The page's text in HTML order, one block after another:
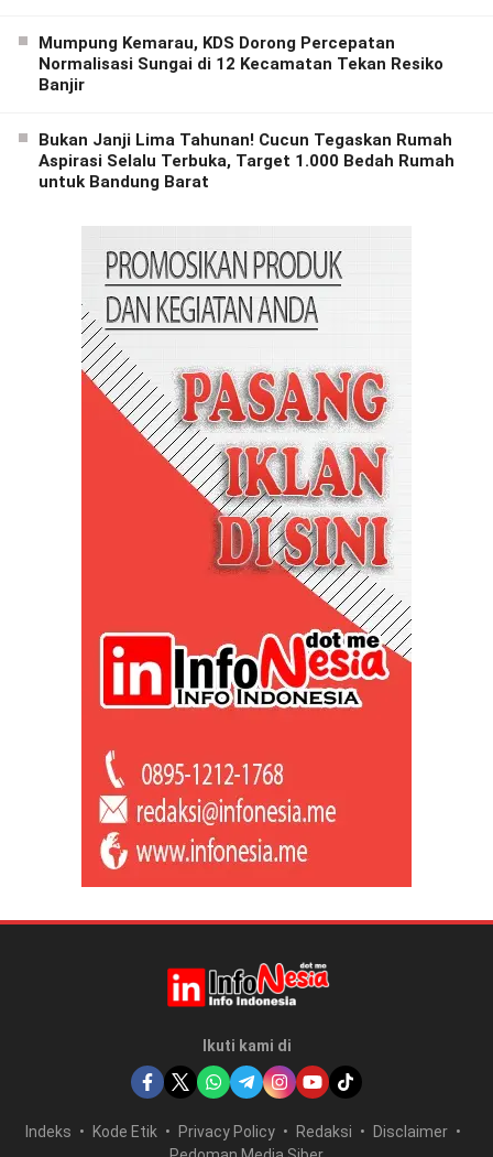
Mumpung Kemarau, KDS Dorong Percepatan
Normalisasi Sungai di 12 Kecamatan Tekan Resiko
Banjir
Bukan Janji Lima Tahunan! Cucun Tegaskan Rumah
Aspirasi Selalu Terbuka, Target 1.000 Bedah Rumah
untuk Bandung Barat
Ikuti kami di
Indeks Kode Etik Privacy Policy Redaksi
Disclaimer